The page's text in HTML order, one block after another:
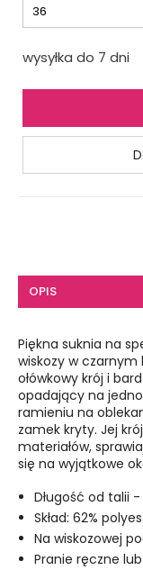
wysyłka do 7 dni
OPIS
Piękna suknia na
wiskozy w czarnym
ołówkowy krój i
opadający na
ramieniu na
zamek kryty. Jej
materiałów,
się na wyjątkowe
Długość od talii -
Skład: 62%
Na wiskozowej
Pranie ręczne